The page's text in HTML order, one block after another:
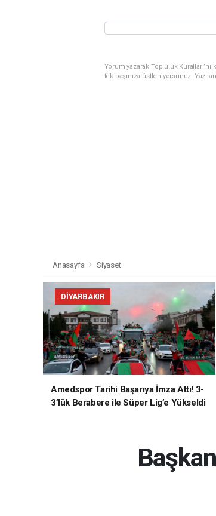
Yorum yazarak Topluluk
tek başınıza üstleniyorsunuz.
Anasayfa Siyaset
DIYARBAKIR
Amedspor Tarihi Başarıya İmza Attı! 3-
3’lük Berabere ile Süper Lig’e Yükseldi